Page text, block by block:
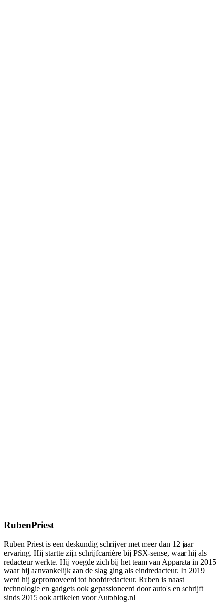
RubenPriest
Ruben Priest is een deskundig schrijver met meer dan 12 jaar
ervaring. Hij startte zijn schrijfcarrière bij PSX-sense, waar hij als
redacteur werkte. Hij voegde zich bij het team van Apparata in 2015
waar hij aanvankelijk aan de slag ging als eindredacteur. In 2019
werd hij gepromoveerd tot hoofdredacteur. Ruben is naast
technologie en gadgets ook gepassioneerd door auto's en schrijft
sinds 2015 ook artikelen voor Autoblog.nl